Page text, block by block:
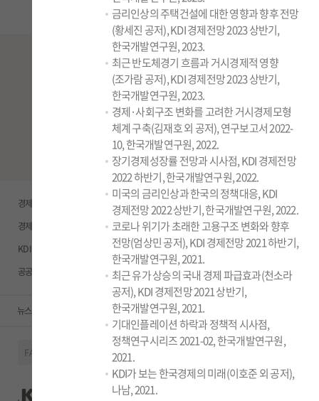
Join ourNewsletter
매일 새로운 소식으로 준비된 KDI 뉴스레터와 함께
다양한 정보를 확인하세요.
뉴스레터 신청
경제정책정보
경제정책시계열서비스
KDI JEP
공공투자관리센터
도서관
알리오
도서회원
고객헌장
개인정보처리방침
영상정보처리기기 운영ㆍ관리방침
저작권정책
이메일주소 무단수집거부
뉴스레터 부조리신고센터 Q&A
세종특별자치시 남세종로 263
FAMILY SITE
금리인상의 주택건설에 대한 영향과 향후 전망
(황세진 공저), KDI 경제전망 2023 상반기,
한국개발연구원, 2023.
최근 반도체경기 흐름과 거시경제적 영향
(조가람 공저), KDI 경제전망 2023 상반기,
한국개발연구원, 2023.
경제·사회구조 변화를 고려한 거시경제모형
체계 구축(김재호 외 공저), 연구보고서 2022-
10, 한국개발연구원, 2022.
장기경제성장률 전망과 시사점, KDI 경제전망
2022 하반기, 한국개발연구원, 2022.
미국의 금리인상과 한국의 정책대응, KDI
경제전망 2022 상반기, 한국개발연구원, 2022.
코로나 위기가 초래한 고용구조 변화와 향후
전망(엄상민 공저), KDI 경제전망 2021 하반기,
한국개발연구원, 2021.
최근 유가 상승의 국내 경제 파급효과(천소라
공저), KDI 경제전망 2021 상반기,
한국개발연구원, 2021.
기대인플레이션 하락과 정책적 시사점,
정책연구시리즈 2021-02, 한국개발연구원,
2021.
KDI가 보는 한국경제의 미래(이호준 외 공저),
나남, 2021.